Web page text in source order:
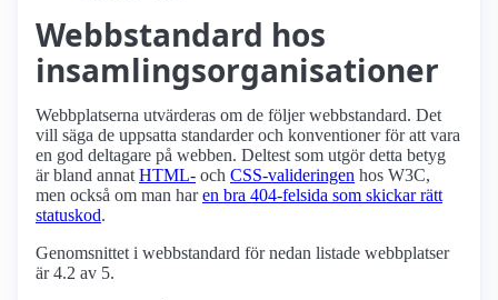
Webbstandard hos
insamlings­organisationer
Webbplatserna utvärderas om de följer webbstandard. Det
vill säga de uppsatta standarder och konventioner för att vara
en god deltagare på webben. Deltest som utgör detta betyg
är bland annat HTML- och CSS-valideringen hos W3C,
men också om man haren bra 404-felsida som skickar rätt
statuskod.
Genomsnittet i webbstandard för nedan listade webbplatser
är 4.2 av 5.